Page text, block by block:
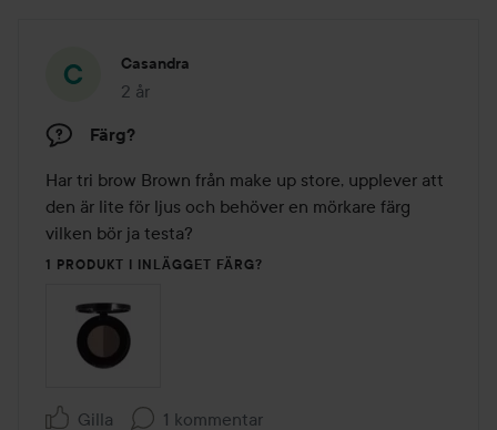
Casandra
2 år
Inlägget skapades 2 år
Färg?
Har tri brow Brown från make up store, upplever att
den är lite för ljus och behöver en mörkare färg
vilken bör ja testa?
1 PRODUKT I INLÄGGET FÄRG?
Gilla 1 kommentar